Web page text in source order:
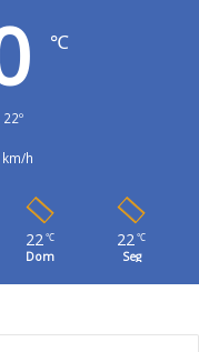
℃
22º
h
22℃
Dom
22℃
Seg